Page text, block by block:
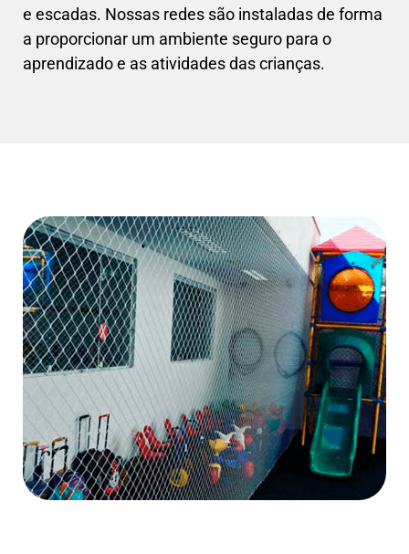
e escadas. Nossas redes são instaladas de forma
a proporcionar um ambiente seguro para o
aprendizado e as atividades das crianças.